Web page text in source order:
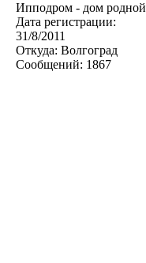
Ипподром - дом родной
Дата регистрации:
31/8/2011
Откуда: Волгоград
Сообщений: 1867